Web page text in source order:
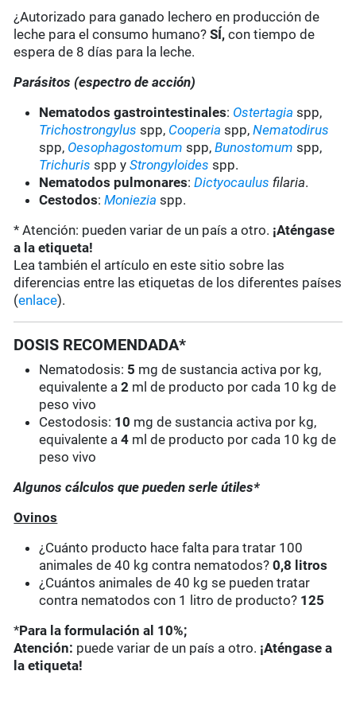
¿Autorizado para ganado lechero en producción de
leche para el consumo humano?SÍ,con tiempo de
espera de 8 días para la leche.
Parásitos (espectro de acción)
Nematodos gastrointestinales: Ostertagia spp,
Trichostrongylus spp, Cooperia spp,Nematodirus
spp, Oesophagostomum spp,Bunostomum spp,
Trichuris spp yStrongyloides spp.
Nematodos pulmonares:Dictyocaulus filaria.
Cestodos:Moniezia spp.
* Atención: pueden variar de un país a otro. ¡Aténgase
a la etiqueta!
Lea también el artículo en este sitio sobre las
diferencias entre las etiquetas de los diferentes países
(enlace).
DOSIS RECOMENDADA*
Nematodosis: 5 mg de sustancia activa por kg,
equivalente a 2 ml de producto por cada 10 kg de
peso vivo
Cestodosis: 10 mg de sustancia activa por kg,
equivalente a4 ml de producto por cada 10 kg de
peso vivo
Algunos cálculos que pueden serle útiles*
Ovinos
¿Cuánto producto hace falta para tratar 100
animales de 40 kg contra nematodos? 0,8 litros
¿Cuántos animales de 40 kg se pueden tratar
contra nematodos con 1 litro de producto? 125
*Para la formulación al 10%;
Atención: puede variar de un país a otro. ¡Aténgase a
la etiqueta!